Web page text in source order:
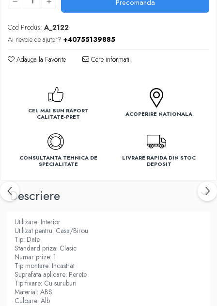
Precomanda
Cod Produs: A_2122
Ai nevoie de ajutor? +40755139885
Adauga la Favorite Cere informatii
CEL MAI BUN RAPORT
CALITATE-PRET
ACOPERIRE NATIONALA
CONSULTANTA TEHNICA DE
SPECIALITATE
LIVRARE RAPIDA DIN STOC
DEPOSIT
Descriere
Utilizare: Interior
Utilizat pentru: Casa/Birou
Tip: Date
Standard priza: Clasic
Numar prize: 1
Tip montare: Incastrat
Suprafata aplicare: Perete
Tip fixare: Cu suruburi
Material: ABS
Culoare: Alb